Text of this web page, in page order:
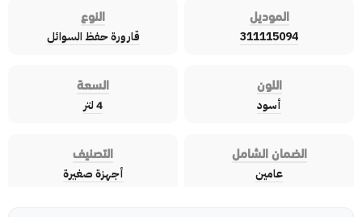
الموديل
311115094
النوع
قارورة حفظ السوائل
اللون
أسود
السعة
4 لتر
الضمان الشامل
عامين
التصنيف
أجهزة صغيرة